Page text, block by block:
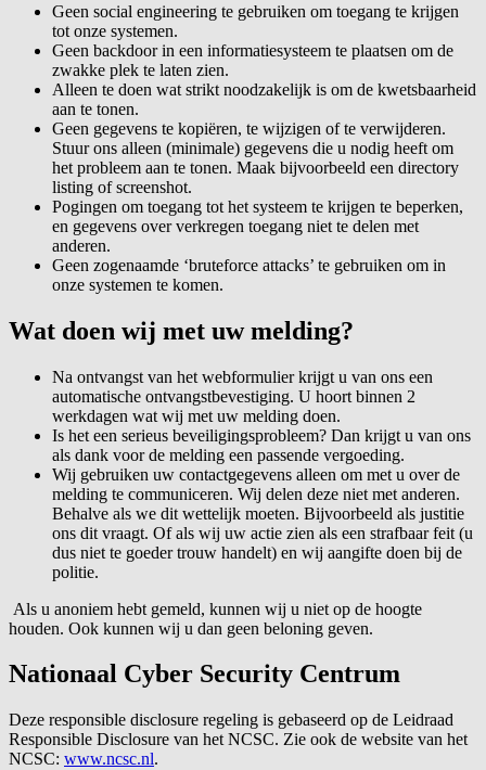
Geen social engineering te gebruiken om toegang te krijgen
tot onze systemen.
Geen backdoor in een informatiesysteem te plaatsen om de
zwakke plek te laten zien.
Alleen te doen wat strikt noodzakelijk is om de kwetsbaarheid
aan te tonen.
Geen gegevens te kopiëren, te wijzigen of te verwijderen.
Stuur ons alleen (minimale) gegevens die u nodig heeft om
het probleem aan te tonen. Maak bijvoorbeeld een directory
listing of screenshot.
Pogingen om toegang tot het systeem te krijgen te beperken,
en gegevens over verkregen toegang niet te delen met
anderen.
Geen zogenaamde ‘bruteforce attacks’ te gebruiken om in
onze systemen te komen.
Wat doen wij met uw melding?
Na ontvangst van het webformulier krijgt u van ons een
automatische ontvangstbevestiging. U hoort binnen 2
werkdagen wat wij met uw melding doen.
Is het een serieus beveiligingsprobleem? Dan krijgt u van ons
als dank voor de melding een passende vergoeding.
Wij gebruiken uw contactgegevens alleen om met u over de
melding te communiceren. Wij delen deze niet met anderen.
Behalve als we dit wettelijk moeten. Bijvoorbeeld als justitie
ons dit vraagt. Of als wij uw actie zien als een strafbaar feit (u
dus niet te goeder trouw handelt) en wij aangifte doen bij de
politie.
Als u anoniem hebt gemeld, kunnen wij u niet op de hoogte
houden. Ook kunnen wij u dan geen beloning geven.
Nationaal Cyber Security Centrum
Deze responsible disclosure regeling is gebaseerd op de Leidraad
Responsible Disclosure van het NCSC. Zie ook de website van het
NCSC: www.ncsc.nl.